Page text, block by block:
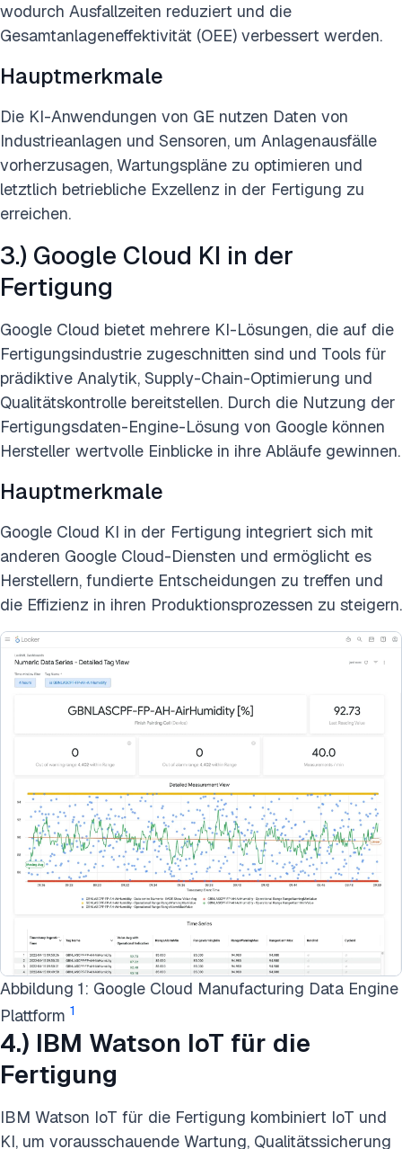
wodurch Ausfallzeiten reduziert und die
Gesamtanlageneffektivität (OEE) verbessert werden.
Hauptmerkmale
Die KI-Anwendungen von GE nutzen Daten von
Industrieanlagen und Sensoren, um Anlagenausfälle
vorherzusagen, Wartungspläne zu optimieren und
letztlich betriebliche Exzellenz in der Fertigung zu
erreichen.
3.) Google Cloud KI in der
Fertigung
Google Cloud bietet mehrere KI-Lösungen, die auf die
Fertigungsindustrie zugeschnitten sind und Tools für
prädiktive Analytik, Supply-Chain-Optimierung und
Qualitätskontrolle bereitstellen. Durch die Nutzung der
Fertigungsdaten-Engine-Lösung von Google können
Hersteller wertvolle Einblicke in ihre Abläufe gewinnen.
Hauptmerkmale
Google Cloud KI in der Fertigung integriert sich mit
anderen Google Cloud-Diensten und ermöglicht es
Herstellern, fundierte Entscheidungen zu treffen und
die Effizienz in ihren Produktionsprozessen zu steigern.
Abbildung 1: Google Cloud Manufacturing Data Engine
Plattform 1
4.) IBM Watson IoT für die
Fertigung
IBM Watson IoT für die Fertigung kombiniert IoT und
KI, um vorausschauende Wartung, Qualitätssicherung